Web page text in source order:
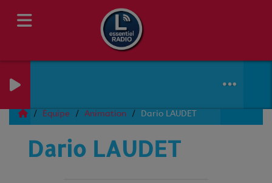
Équipe Animation Dario LAUDET
Dario LAUDET